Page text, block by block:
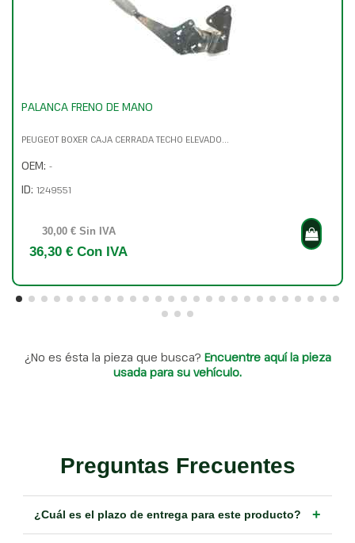
PALANCA FRENO DE MANO
PEUGEOT BOXER CAJA CERRADA TECHO ELEVADO...
OEM: -
ID: 1249551
30,00 € Sin IVA
36,30 € Con IVA
¿No es ésta la pieza que busca? Encuentre aquí la pieza
usada para su vehículo.
Preguntas Frecuentes
¿Cuál es el plazo de entrega para este producto? +